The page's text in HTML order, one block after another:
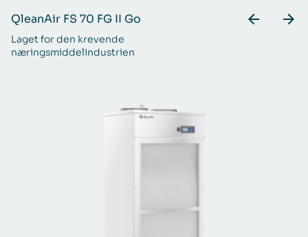
QleanAir FS 70 FG II Go
Laget for den krevende
næringsmiddelindustrien